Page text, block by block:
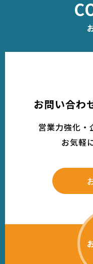
お問い合わ
営業力強化・
お気軽